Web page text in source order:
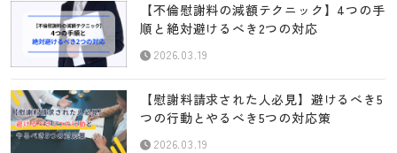
【不倫慰謝料の減額テクニック】4つの手
順と絶対避けるべき2つの対応
2026.03.19
【慰謝料請求された人必見】避けるべき5
つの行動とやるべき5つの対応策
2026.03.19